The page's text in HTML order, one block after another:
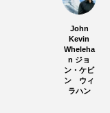
John
Kevin
Wheleha
n ジョ
ン・ケビ
ン ウィ
ラハン